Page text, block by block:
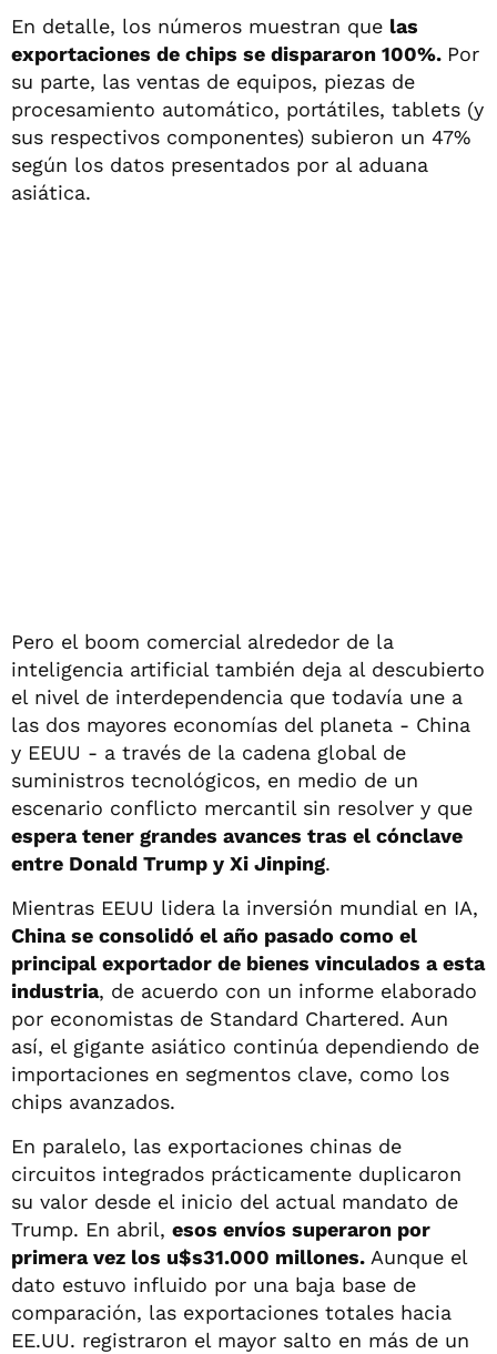
En detalle, los números muestran que las
exportaciones de chips se dispararon 100%. Por
su parte, las ventas de equipos, piezas de
procesamiento automático, portátiles, tablets (y
sus respectivos componentes) subieron un 47%
según los datos presentados por al aduana
asiática.
Pero el boom comercial alrededor de la
inteligencia artificial también deja al descubierto
el nivel de interdependencia que todavía une a
las dos mayores economías del planeta - China
y EEUU - a través de la cadena global de
suministros tecnológicos, en medio de un
escenario conflicto mercantil sin resolver y que
espera tener grandes avances tras el cónclave
entre Donald Trump y Xi Jinping.
Mientras EEUU lidera la inversión mundial en IA,
China se consolidó el año pasado como el
principal exportador de bienes vinculados a esta
industria, de acuerdo con un informe elaborado
por economistas de Standard Chartered. Aun
así, el gigante asiático continúa dependiendo de
importaciones en segmentos clave, como los
chips avanzados.
En paralelo, las exportaciones chinas de
circuitos integrados prácticamente duplicaron
su valor desde el inicio del actual mandato de
Trump. En abril, esos envíos superaron por
primera vez los u$s31.000 millones. Aunque el
dato estuvo influido por una baja base de
comparación, las exportaciones totales hacia
EE.UU. registraron el mayor salto en más de un